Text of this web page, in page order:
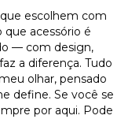
escolhem com
que acessório é
— com design,
a diferença. Tudo
olhar, pensado
define. Se você se
por aqui. Pode